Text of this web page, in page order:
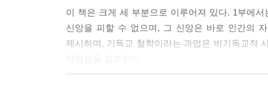
분명 분리되는 길에 접어든 것만큼은 확실했다.
---「8장 초기 근대 철학」중에서
이 책은 크게 세 부분으로 이루어져 있다. 1부에
신앙을 피할 수 없으며, 그 신앙은 바로 인간의
제시하며, 기독교 철학이라는 과업은 비기독교적